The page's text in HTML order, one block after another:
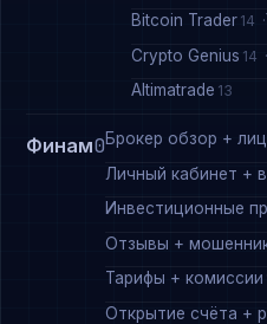
Bitcoin Trader 14
Crypto Genius 14
Altimatrade 13
Финам0Брокер обзор +
Личный кабинет +
Инвестиционные
Отзывы +
Тарифы + комиссии
Открытие счёта +